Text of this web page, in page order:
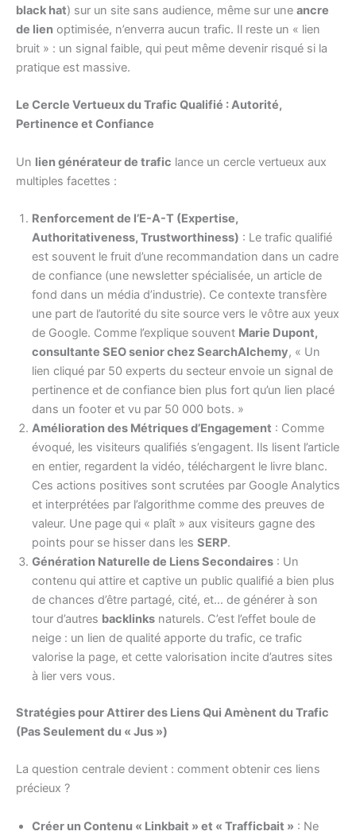
black hat) sur un site sans audience, même sur une ancre
de lien optimisée, n’enverra aucun trafic. Il reste un « lien
bruit » : un signal faible, qui peut même devenir risqué si la
pratique est massive.
Le Cercle Vertueux du Trafic Qualifié : Autorité,
Pertinence et Confiance
Un lien générateur de trafic lance un cercle vertueux aux
multiples facettes :
Renforcement de l’E-A-T (Expertise,
Authoritativeness, Trustworthiness) : Le trafic qualifié
est souvent le fruit d’une recommandation dans un cadre
de confiance (une newsletter spécialisée, un article de
fond dans un média d’industrie). Ce contexte transfère
une part de l’autorité du site source vers le vôtre aux yeux
de Google. Comme l’explique souvent Marie Dupont,
consultante SEO senior chez SearchAlchemy, « Un
lien cliqué par 50 experts du secteur envoie un signal de
pertinence et de confiance bien plus fort qu’un lien placé
dans un footer et vu par 50 000 bots. »
Amélioration des Métriques d’Engagement : Comme
évoqué, les visiteurs qualifiés s’engagent. Ils lisent l’article
en entier, regardent la vidéo, téléchargent le livre blanc.
Ces actions positives sont scrutées par Google Analytics
et interprétées par l’algorithme comme des preuves de
valeur. Une page qui « plaît » aux visiteurs gagne des
points pour se hisser dans les SERP.
Génération Naturelle de Liens Secondaires : Un
contenu qui attire et captive un public qualifié a bien plus
de chances d’être partagé, cité, et… de générer à son
tour d’autres backlinks naturels. C’est l’effet boule de
neige : un lien de qualité apporte du trafic, ce trafic
valorise la page, et cette valorisation incite d’autres sites
à lier vers vous.
Stratégies pour Attirer des Liens Qui Amènent du Trafic
(Pas Seulement du « Jus »)
La question centrale devient : comment obtenir ces liens
précieux ?
Créer un Contenu « Linkbait » et « Trafficbait » : Ne